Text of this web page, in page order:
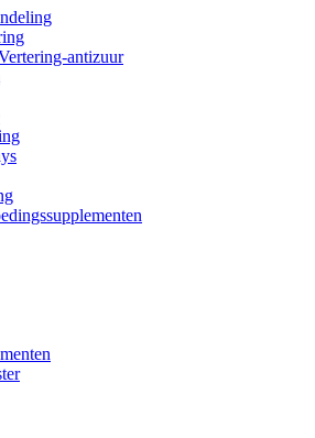
antizuur